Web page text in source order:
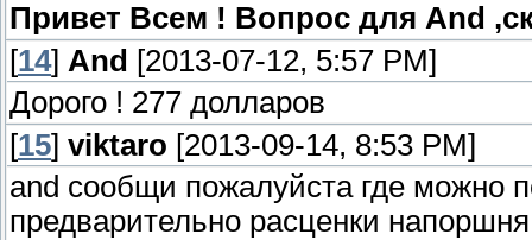
Привет Всем ! Вопрос для And
[14] And [2013-07-12, 5:57 PM]
Дорого ! 277 долларов
[15] viktaro [2013-09-14, 8:53 PM]
and сообщи пожалуйста где можно
предварительно расценки